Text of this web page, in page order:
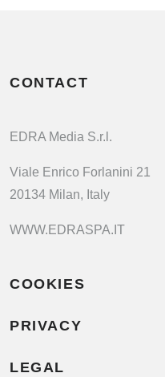
CONTACT
EDRA Media S.r.l.
Viale Enrico Forlanini 21
20134 Milan, Italy
WWW.EDRASPA.IT
COOKIES
PRIVACY
LEGAL